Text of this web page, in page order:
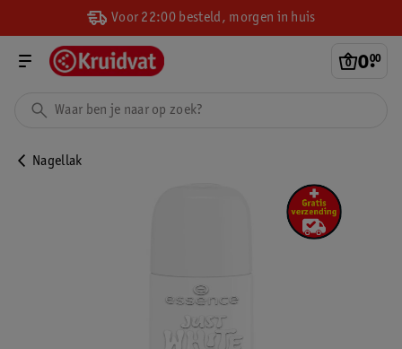
Voor 22:00 besteld, morgen in huis
0.
00
Nagellak